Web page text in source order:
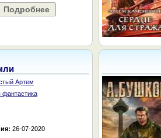
Подробнее
Артем
фантастика
26-07-2020